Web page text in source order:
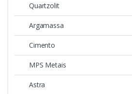
Quartzolit
Argamassa
Cimento
MPS Metais
Astra